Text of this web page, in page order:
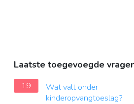
Laatste toegevoegde
19
Wat valt onder
kinderopvangtoeslag?